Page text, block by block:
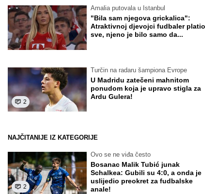
Amalia putovala u Istanbul
"Bila sam njegova grickalica":
Atraktivnoj djevojci fudbaler platio
sve, njeno je bilo samo da...
2
Turčin na radaru šampiona Evrope
U Madridu zatečeni mahnitom
ponudom koja je upravo stigla za
Ardu Gulera!
NAJČITANIJE IZ KATEGORIJE
2
Ovo se ne viđa često
Bosanac Malik Tubić junak
Schalkea: Gubili su 4:0, a onda je
uslijedio preokret za fudbalske
anale!